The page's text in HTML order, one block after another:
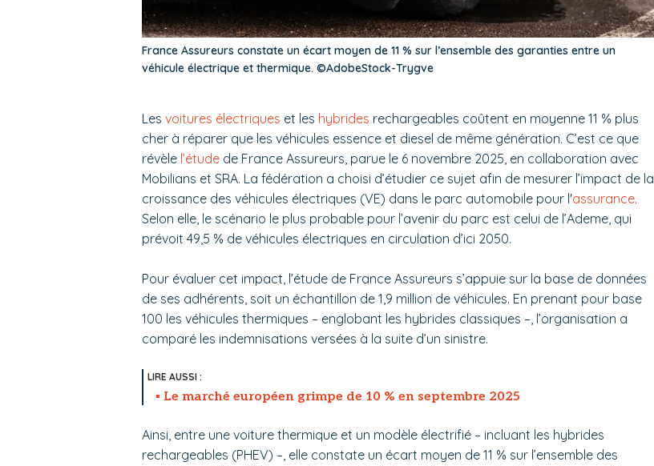
France Assureurs constate un écart moyen de 11 % sur l’ensemble des garanties entre un
véhicule électrique et thermique. ©AdobeStock-Trygve
Les voitures électriques et les hybrides rechargeables coûtent en moyenne 11 % plus
cher à réparer que les véhicules essence et diesel de même génération. C’est ce que
révèle l’étude de France Assureurs, parue le 6 novembre 2025, en collaboration avec
Mobilians et SRA. La fédération a choisi d’étudier ce sujet afin de mesurer l’impact de la
croissance des véhicules électriques (VE) dans le parc automobile pour l'assurance.
Selon elle, le scénario le plus probable pour l’avenir du parc est celui de l’Ademe, qui
prévoit 49,5 % de véhicules électriques en circulation d’ici 2050.
Pour évaluer cet impact, l’étude de France Assureurs s’appuie sur la base de données
de ses adhérents, soit un échantillon de 1,9 million de véhicules. En prenant pour base
100 les véhicules thermiques – englobant les hybrides classiques –, l’organisation a
comparé les indemnisations versées à la suite d’un sinistre.
Le marché européen grimpe de 10 % en septembre 2025
Ainsi, entre une voiture thermique et un modèle électrifié – incluant les hybrides
rechargeables (PHEV) –, elle constate un écart moyen de 11 % sur l’ensemble des